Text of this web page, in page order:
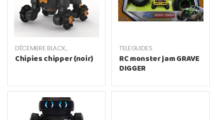
DÉCEMBRE BLACK,
TELEGUIDES
Chipies chipper (noir)
TELEGUIDES
RC monster jam GRAVE
DIGGER